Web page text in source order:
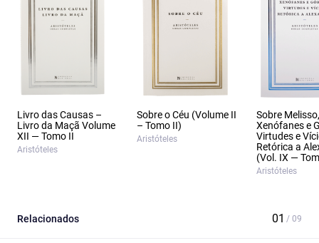
Livro das Causas –
Livro da Maçã Volume
XII — Tomo II
Aristóteles
Sobre o Céu (Volume II
– Tomo II)
Aristóteles
Sobre Melisso,
Xenófanes e
Virtudes e
Retórica a
(Vol. IX —
Aristóteles
Relacionados